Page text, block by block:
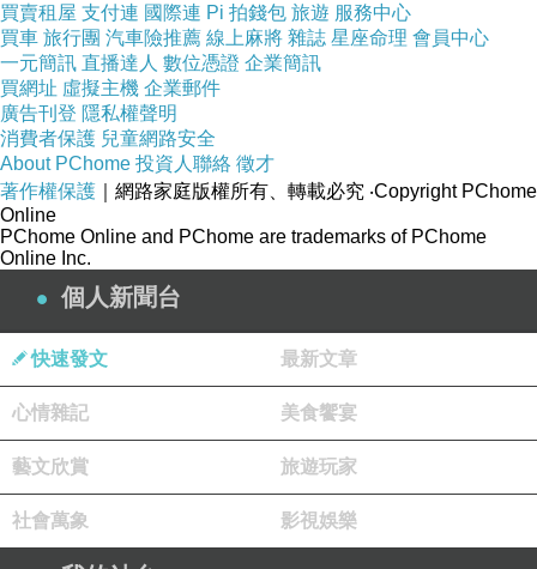
我們來到航海家發現大排長龍，今天晚餐的主題
是水產之夜
因為排隊隊伍實在太誇張，好像還排到樓梯那邊
我們就在旁邊商議是否要改吃別的~
這個光線照起來好漂亮~~
買賣租屋 支付連 國際連 Pi 拍錢包 旅遊 服務中心
買車 旅行團 汽車險推薦 線上麻將 雜誌 星座命理 會員中心
一元簡訊 直播達人 數位憑證 企業簡訊
買網址 虛擬主機 企業郵件
廣告刊登 隱私權聲明
消費者保護 兒童網路安全
About PChome 投資人聯絡 徵才
著作權保護 ｜網路家庭版權所有、轉載必究 ‧Copyright PChome
Online
PChome Online and PChome are trademarks of PChome
Online Inc.
個人新聞台
快速發文 最新文章
心情雜記 美食饗宴
藝文欣賞 旅遊玩家
社會萬象 影視娛樂